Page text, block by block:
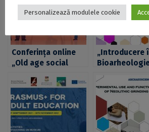
Conferința online
„Old age social
data to age-friendly
policies”, co-
organizată de ICUB
„Introducere
nou
seria
Workshops,
organizată de
Platforma
Personalizează modulele cookie